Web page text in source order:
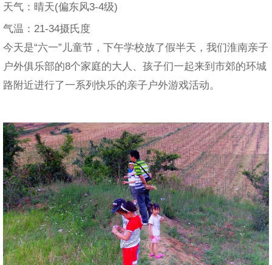
天气：晴天(偏东风3-4级)
气温：21-34摄氏度
今天是“六一”儿童节，下午学校放了假半天，我们淮南亲子
户外俱乐部的8个家庭的大人、孩子们一起来到市郊的环城
路附近进行了一系列快乐的亲子户外游戏活动。